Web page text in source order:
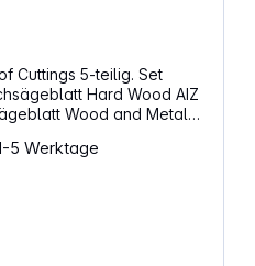
Cuttings 5-teilig. Set
5 Werktage